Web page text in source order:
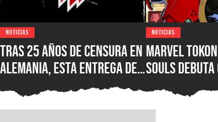
NOTICIAS
Tras 25 años de censura en
Alemania, esta entrega de
Wolfenstein por fin está
disponible en su versión
NOTICIAS
Marvel
Souls debuta
reseñas
Steam,